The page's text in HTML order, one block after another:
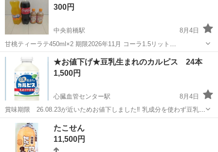
300円
中央前橋駅
8月4日
甘桃ティーラテ450ml×2 期限2026年11月 コーラ1.5リット
ル 期限2026年11月22日 ファンタオレンジ1.5リ
ットル 期限2026年09月12日
群馬 前橋市 中央前橋駅 食品
★お値下げ★豆乳生まれのカルピス 24本
1,500円
心臓血管センター駅
8月4日
賞味期限 26.08.23が近いためお値下しました‼️ 乳成分を使わず豆乳を
原料とし、発酵という自然製法によって作った植物生まれの「カルピ
ス（Ｒ）」です。甘さひかえめでやさしい味わいなので、ちょっとひ
と息ついてリフレッシュし...
群馬 前橋市
たこせん
11,500円